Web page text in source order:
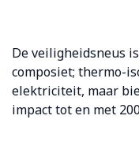
De veiligheidsneus
composiet; thermo-
elektriciteit, maar
impact tot en met